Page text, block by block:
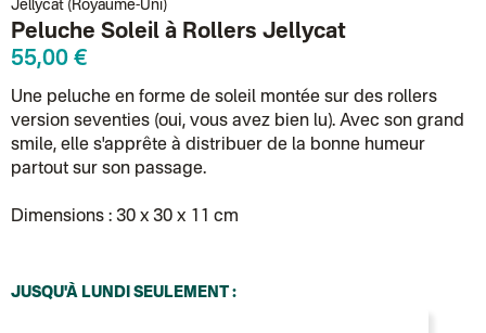
Jellycat (Royaume-Uni)
Peluche Soleil à Rollers Jellycat
55,00 €
Une peluche en forme de soleil montée sur des rollers
version seventies (oui, vous avez bien lu). Avec son grand
smile, elle s'apprête à distribuer de la bonne humeur
partout sur son passage.
Dimensions : 30 x 30 x 11 cm
JUSQU'À LUNDI SEULEMENT :